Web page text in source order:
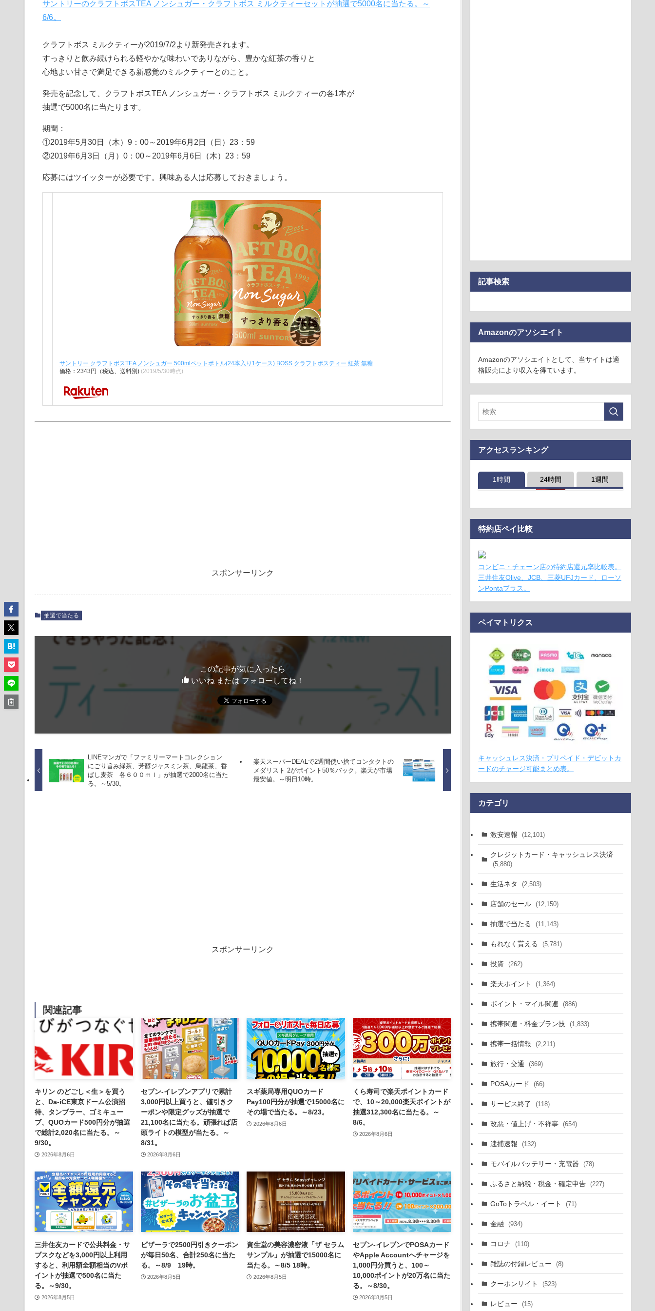
サントリーのクラフトボスTEA ノンシュガー・クラフトボス ミルクティーセットが抽選で5000名に当たる。～
6/6。
クラフトボス ミルクティーが2019/7/2より新発売されます。
すっきりと飲み続けられる軽やかな味わいでありながら、豊かな紅茶の香りと
心地よい甘さで満足できる新感覚のミルクティーとのこと。
発売を記念して、クラフトボスTEA ノンシュガー・クラフトボス ミルクティーの各1本が
抽選で5000名に当たります。
期間：
①2019年5月30日（木）9：00～2019年6月2日（日）23：59
②2019年6月3日（月）0：00～2019年6月6日（木）23：59
応募にはツイッターが必要です。興味ある人は応募しておきましょう。
サントリー クラフトボスTEA ノンシュガー 500mlペットボトル(24本入り1ケース) BOSS クラフトボスティー 紅茶 無糖
価格：2343円（税込、送料別) (2019/5/30時点)
スポンサーリンク
抽選で当たる
この記事が気に入ったら
いいね または フォローしてね！
LINEマンガで「ファミリーマートコレクション
にごり旨み緑茶、芳醇ジャスミン茶、烏龍茶、香
ばし麦茶 各６００ｍｌ」が抽選で2000名に当た
る。～5/30。
楽天スーパーDEALで2週間使い捨てコンタクトの
メダリスト 2がポイント50％バック。楽天が市場
最安値。～明日10時。
スポンサーリンク
関連記事
キリン のどごし＜生＞を買う
と、Da-iCE東京ドーム公演招
待、タンブラー、ゴミキュー
ブ、QUOカード500円分が抽選
で総計2,020名に当たる。～
9/30。
2026年8月6日
セブン‐イレブンアプリで累計
3,000円以上買うと、値引きク
ーポンや限定グッズが抽選で
21,100名に当たる。頑張れば店
頭ライトの模型が当たる。～
8/31。
2026年8月6日
スギ薬局専用QUOカード
Pay100円分が抽選で15000名に
その場で当たる。～8/23。
2026年8月6日
くら寿司で楽天ポイントカード
で、10～20,000楽天ポイントが
抽選312,300名に当たる。～
8/6。
2026年8月6日
三井住友カードで公共料金・サ
ブスクなどを3,000円以上利用
すると、利用額全額相当のVポ
イントが抽選で500名に当た
る。～9/30。
2026年8月5日
ピザーラで2500円引きクーポン
が毎日50名、合計250名に当た
る。～8/9 19時。
2026年8月5日
資生堂の美容濃密液「ザ セラム
サンプル」が抽選で15000名に
当たる。～8/5 18時。
2026年8月5日
セブン‐イレブンでPOSAカード
やApple Accountへチャージを
1,000円分買うと、100～
10,000ポイントが20万名に当た
る。～8/30。
2026年8月5日
記事検索
Amazonのアソシエイト
Amazonのアソシエイトとして、当サイトは適
格販売により収入を得ています。
アクセスランキング
1時間 24時間 1週間
特約店ペイ比較
コンビニ・チェーン店の特約店還元率比較表。
三井住友Olive、JCB、三菱UFJカード、ローソ
ンPontaプラス。
ペイマトリクス
キャッシュレス決済・プリペイド・デビットカ
ードのチャージ可能まとめ表。
カテゴリ
激安速報 (12,101)
クレジットカード・キャッシュレス決済
(5,880)
生活ネタ (2,503)
店舗のセール (12,150)
抽選で当たる (11,143)
もれなく貰える (5,781)
投資 (262)
楽天ポイント (1,364)
ポイント・マイル関連 (886)
携帯関連・料金プラン技 (1,833)
携帯一括情報 (2,211)
旅行・交通 (369)
POSAカード (66)
サービス終了 (118)
改悪・値上げ・不祥事 (654)
逮捕速報 (132)
モバイルバッテリー・充電器 (78)
ふるさと納税・税金・確定申告 (227)
GoToトラベル・イート (71)
金融 (934)
コロナ (110)
雑誌の付録レビュー (8)
クーポンサイト (523)
レビュー (15)